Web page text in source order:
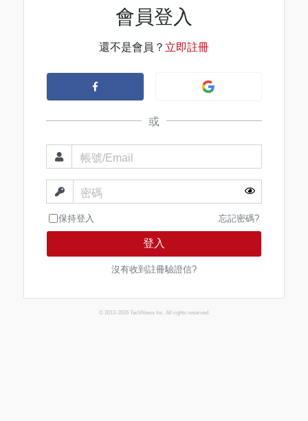
會員登入
還不是會員？ 立即註冊
或
帳號/Email
密碼
保持登入 忘記密碼?
登入
沒有收到註冊驗證信?
© 2013-2026 TechNews Inc. All rights reserved.